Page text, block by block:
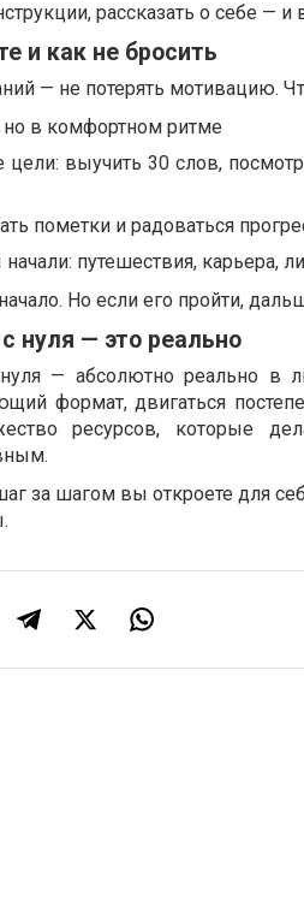
рассказать о себе — и
и как не бросить
— не потерять мотивацию.
но в комфортном ритме
цели: выучить 30 слов,
пометки и радоваться
путешествия, карьера,
Но если его пройти,
нуля — это реально
— абсолютно реально в
формат, двигаться
ресурсов, которые
за шагом вы откроете для